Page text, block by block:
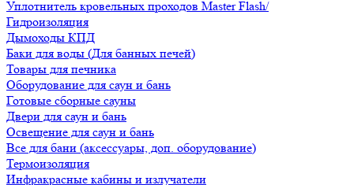
Уплотнитель кровельных проходов Master Flash/
Гидроизоляция
Дымоходы КПД
Баки для воды (Для банных печей)
Товары для печника
Оборудование для саун и бань
Готовые сборные сауны
Двери для саун и бань
Освещение для саун и бань
Все для бани (аксессуары, доп. оборудование)
Термоизоляция
Инфракрасные кабины и излучатели